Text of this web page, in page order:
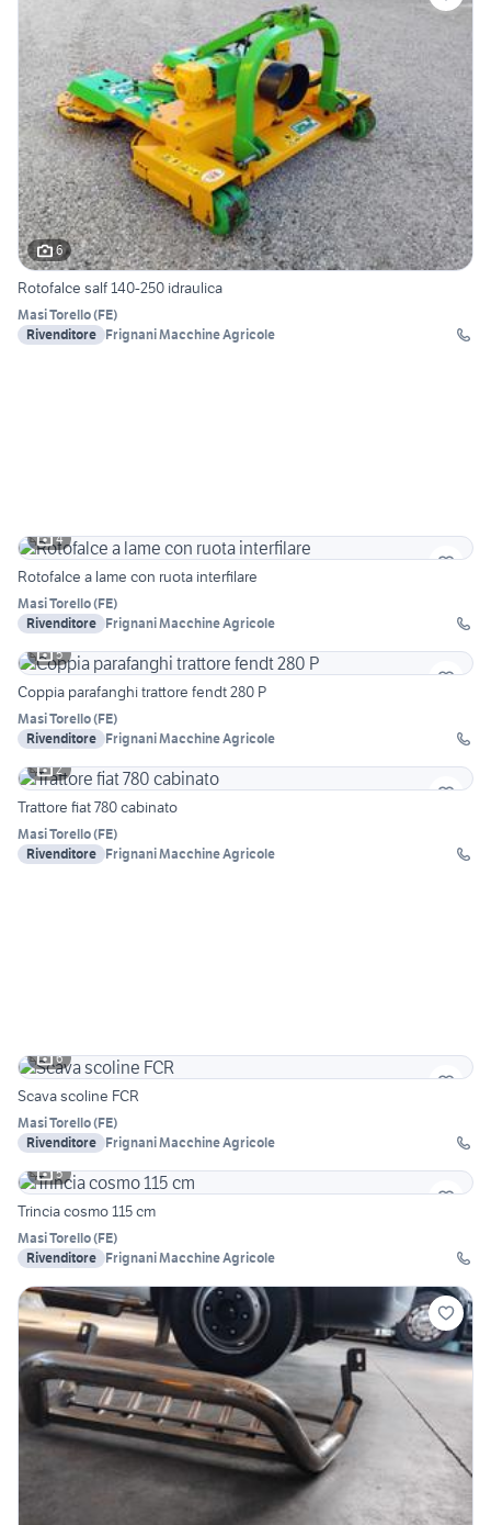
6
Rotofalce salf 140-250 idraulica
Masi Torello(FE)
Rivenditore Frignani Macchine Agricole
4
Rotofalce a lame con ruota interfilare
Masi Torello(FE)
Rivenditore Frignani Macchine Agricole
5
Coppia parafanghi trattore fendt 280 P
Masi Torello(FE)
Rivenditore Frignani Macchine Agricole
2
Trattore fiat 780 cabinato
Masi Torello(FE)
Rivenditore Frignani Macchine Agricole
6
Scava scoline FCR
Masi Torello(FE)
Rivenditore Frignani Macchine Agricole
5
Trincia cosmo 115 cm
Masi Torello(FE)
Rivenditore Frignani Macchine Agricole